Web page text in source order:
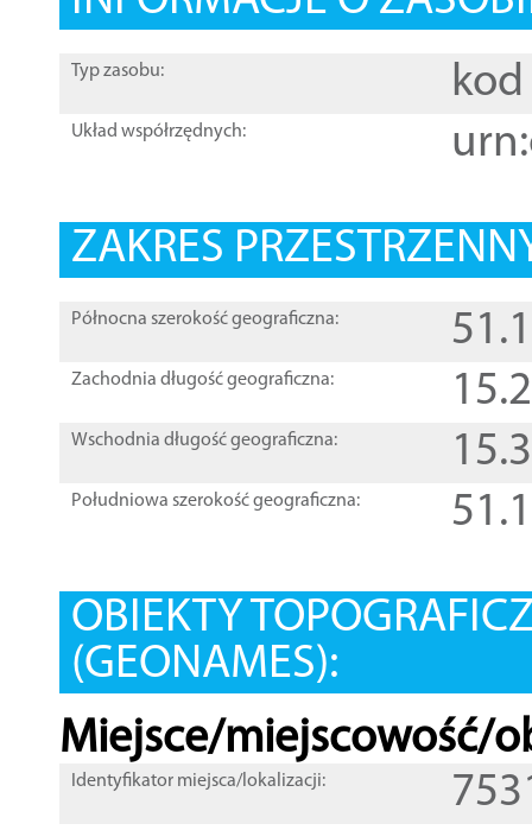
Typ zasobu: kod
Układ współrzędnych:
ZAKRES
Północna szerokość geograficzna:
Zachodnia długość geograficzna:
Wschodnia długość geograficzna:
Południowa szerokość geograficzna:
OBIEKTY
(GEONAMES):
Miejsce/miejscowość/
Identyfikator miejsca/lokalizacji: